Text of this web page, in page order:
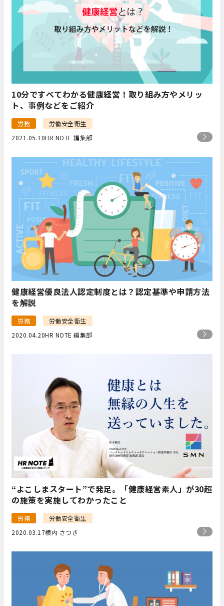
10分ですべてわかる健康経営！取り組み方やメリッ
ト、事例などをご紹介
労務
労働安全衛生
2021.05.10HR NOTE 編集部
健康経営優良法人認定制度とは？認定基準や申請方法
を解説
労務
労働安全衛生
2020.04.20HR NOTE 編集部
“よこしまスタート”で発足。「健康経営素人」が30超
の施策を実施してわかったこと
労務
労働安全衛生
2020.03.17横内 さつき